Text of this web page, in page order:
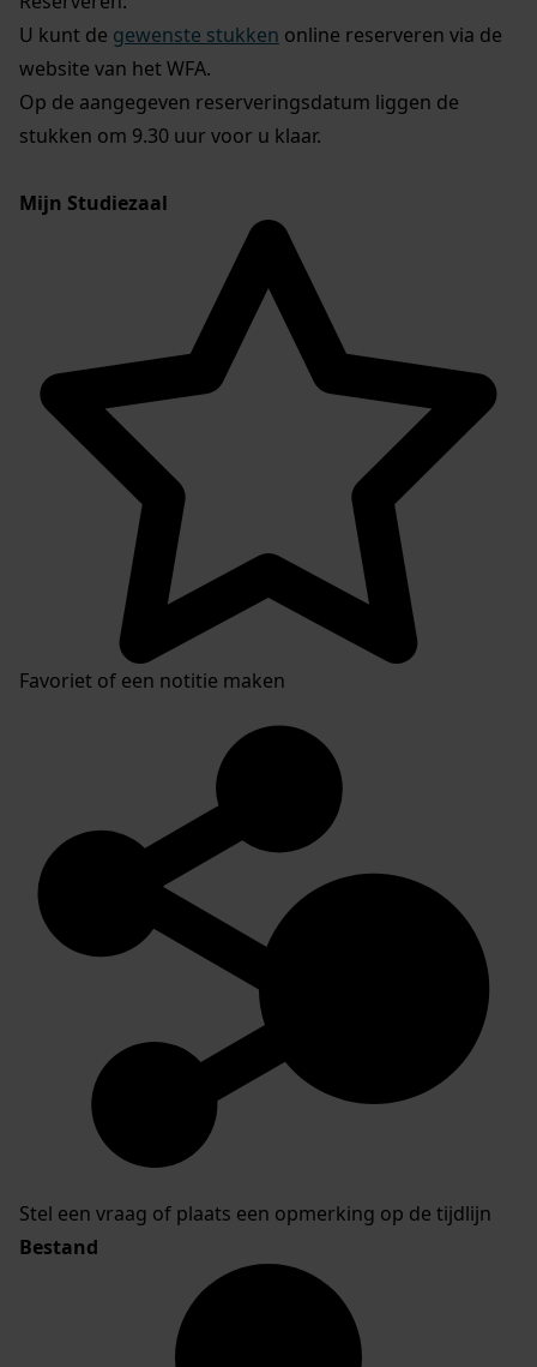
U kunt de gewenste stukken online reserveren via de
website van het WFA.
Op de aangegeven reserveringsdatum liggen de
stukken om 9.30 uur voor u klaar.
Mijn Studiezaal
Favoriet of een notitie maken
Stel een vraag of plaats een opmerking op de tijdlijn
Bestand